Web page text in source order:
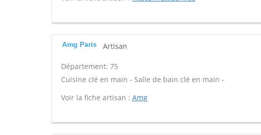
Amg Paris Artisan
Département: 75
Cuisine clé en main - Salle de bain clé en main -
Voir la fiche artisan : Amg